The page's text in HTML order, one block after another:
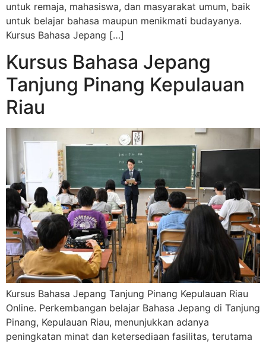
untuk remaja, mahasiswa, dan masyarakat umum, baik
untuk belajar bahasa maupun menikmati budayanya.
Kursus Bahasa Jepang […]
Kursus Bahasa Jepang
Tanjung Pinang Kepulauan
Riau
Kursus Bahasa Jepang Tanjung Pinang Kepulauan Riau
Online. Perkembangan belajar Bahasa Jepang di Tanjung
Pinang, Kepulauan Riau, menunjukkan adanya
peningkatan minat dan ketersediaan fasilitas, terutama